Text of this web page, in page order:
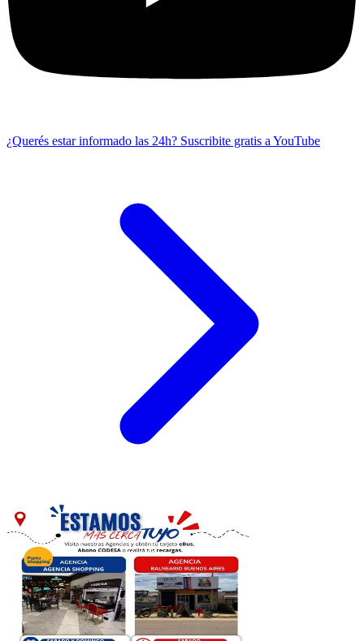
¿Querés estar informado las 24h? Suscribite gratis a YouTube